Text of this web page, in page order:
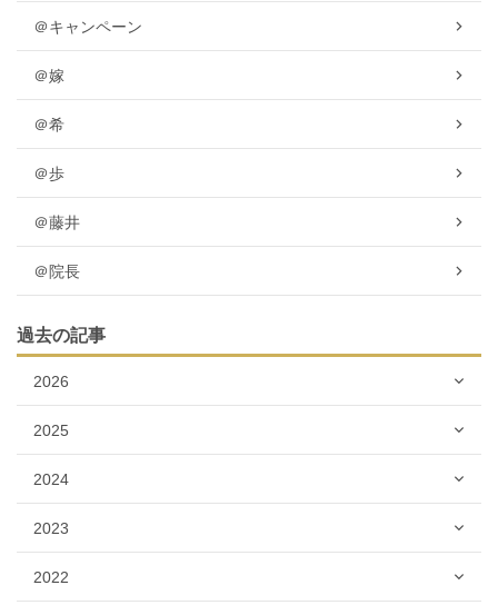
＠キャンペーン
＠嫁
＠希
＠歩
＠藤井
＠院長
過去の記事
2026
2025
2024
2023
2022